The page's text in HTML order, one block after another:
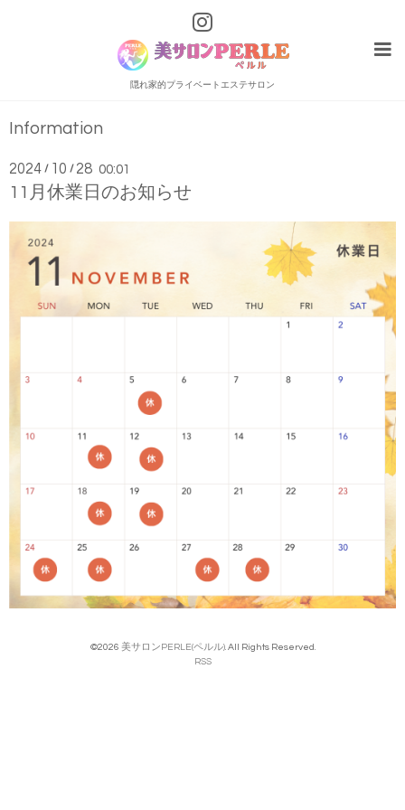
隠れ家的プライベートエステサロン
Information
2024 / 10 / 28 00:01
11月休業日のお知らせ
©2026 美サロンPERLE(ペルル). All Rights Reserved.
RSS